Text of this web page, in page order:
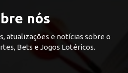
nós
atualizações e notícias sobre o
Bets e Jogos Lotéricos.